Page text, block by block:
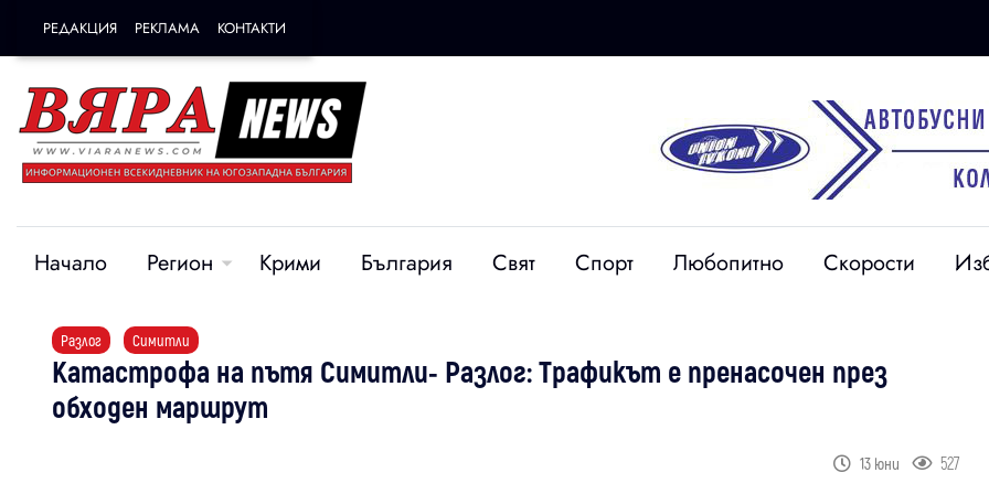
РЕДАКЦИЯ РЕКЛАМА КОНТАКТИ
Начало Регион Крими България Свят Спорт Любопитно Скорости
Разлог Симитли
Катастрофа на пътя Симитли- Разлог: Трафикът е пренасочен през
обходен маршрут
13 юни 527